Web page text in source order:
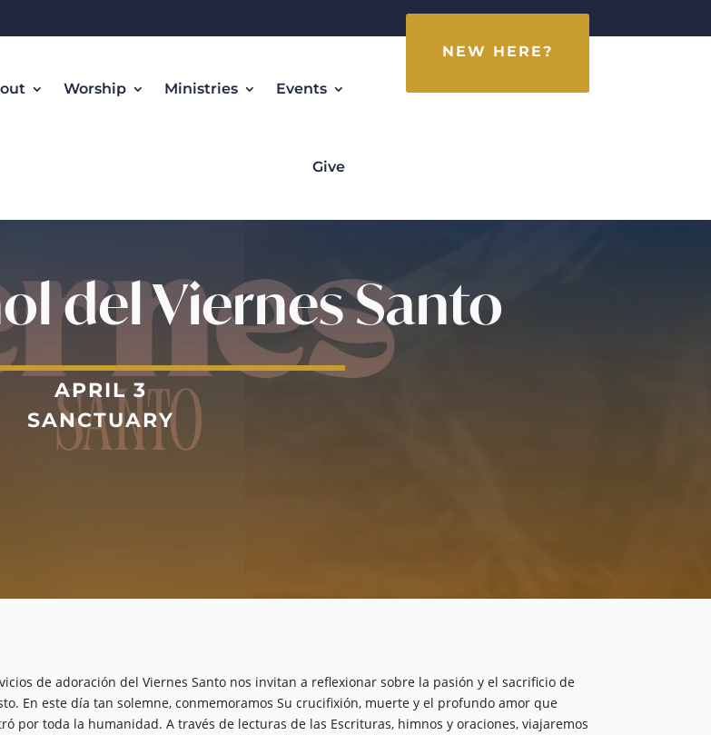
Worship Ministries Events
Give
NEW HERE?
del Viernes Santo
APRIL 3
SANCTUARY
de adoración del Viernes Santo nos invitan a reflexionar sobre la pasión y el sacrificio de
En este día tan solemne, conmemoramos Su crucifixión, muerte y el profundo amor que
por toda la humanidad. A través de lecturas de las Escrituras, himnos y oraciones, viajaremos